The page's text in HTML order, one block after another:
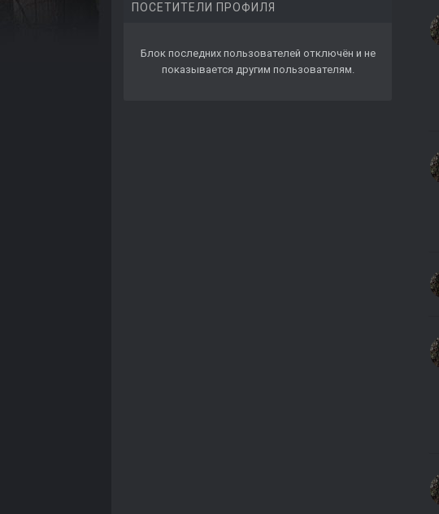
ПОСЕТИТЕЛИ ПРОФИЛЯ
Блок последних пользователей отключён и не
показывается другим пользователям.